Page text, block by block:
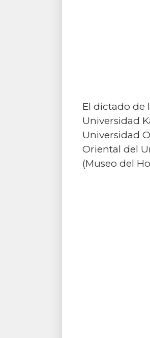
El dictado de
Universidad
Universidad
Oriental del
(Museo del